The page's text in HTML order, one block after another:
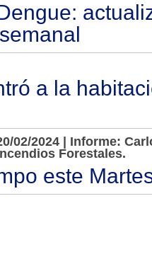
a la
02/2024 | Informe:
Forestales.
este